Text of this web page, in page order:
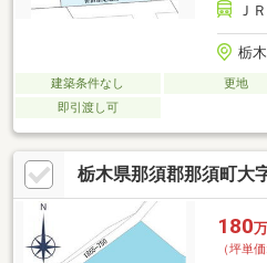
Ｊ
栃
建築条件なし 更地
即引渡し可
栃木県那須郡那須町大
180
（坪単価